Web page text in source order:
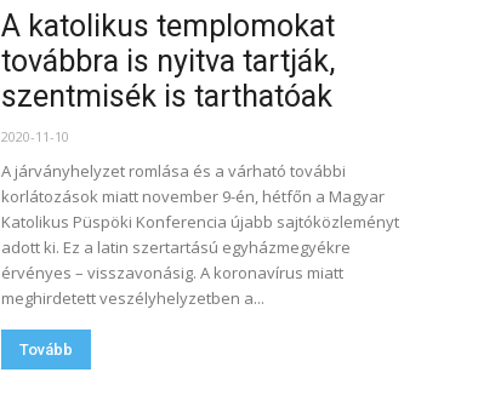
A katolikus templomokat
továbbra is nyitva tartják,
szentmisék is tarthatóak
2020-11-10
A járványhelyzet romlása és a várható további
korlátozások miatt november 9-én, hétfőn a Magyar
Katolikus Püspöki Konferencia újabb sajtóközleményt
adott ki. Ez a latin szertartású egyházmegyékre
érvényes – visszavonásig. A koronavírus miatt
meghirdetett veszélyhelyzetben a...
Tovább